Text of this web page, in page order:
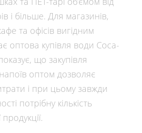
і більше. Для магазинів,
та офісів вигідним
оптова купівля води Coca-
що закупівля
оптом дозволяє
і при цьому завжди
потрібну кількість